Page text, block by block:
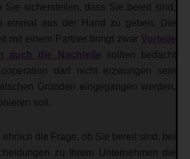
Sie sicherstellen, dass Sie bereit sind,
einmal aus der Hand zu geben. Die
mit einem Partner bringt zwar Vorteile
auch die Nachteile sollten bedacht
darf nicht erzwungen sein
Gründen eingegangen werden,
soll.
die Frage, ob Sie bereit sind, bei
zu Ihrem Unternehmen die